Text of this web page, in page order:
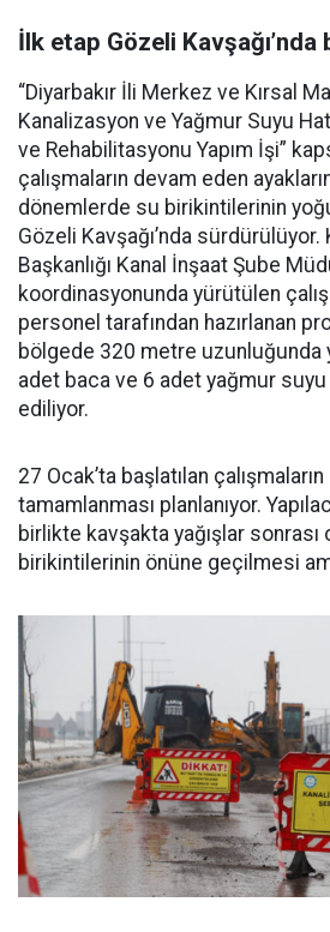
İlk etap Gözeli Kavşağı’nda
“Diyarbakır İli Merkez ve Kırsal
Kanalizasyon ve Yağmur Suyu
ve Rehabilitasyonu Yapım İşi”
çalışmaların devam eden
dönemlerde su birikintilerinin
Gözeli Kavşağı’nda
Başkanlığı Kanal İnşaat Şube
koordinasyonunda yürütülen
personel tarafından hazırlanan
bölgede 320 metre uzunluğunda
adet baca ve 6 adet yağmur suyu
ediliyor.
27 Ocak’ta başlatılan
tamamlanması planlanıyor.
birlikte kavşakta yağışlar sonrası
birikintilerinin önüne geçilmesi